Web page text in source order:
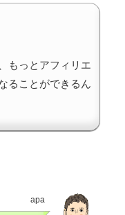
もっとアフィリエ
ることができるん
apa